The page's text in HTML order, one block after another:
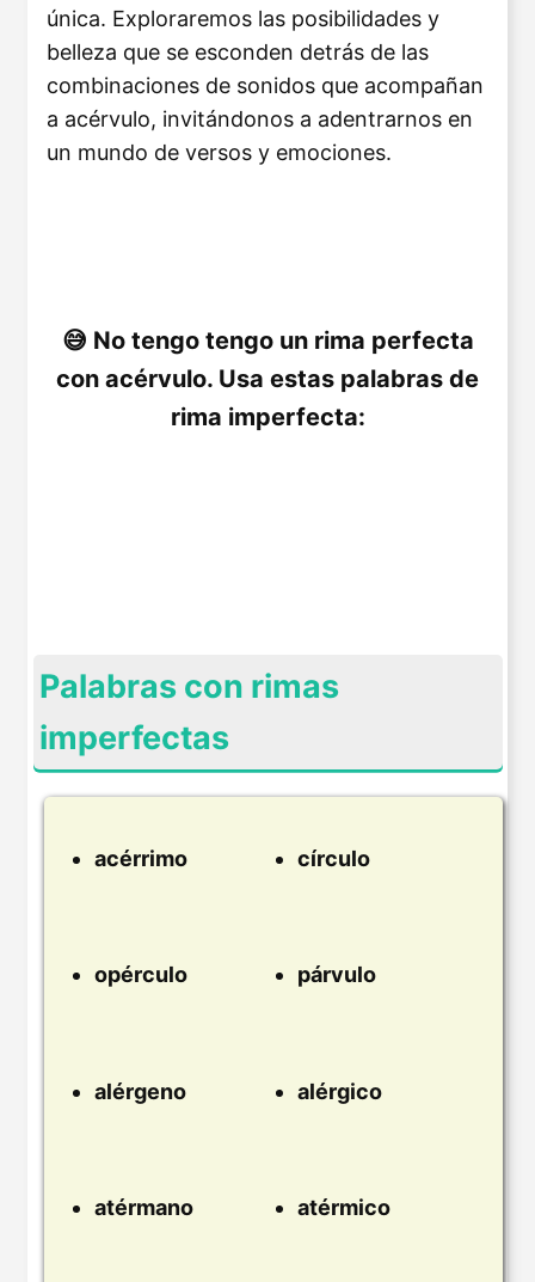
única. Exploraremos las posibilidades y
belleza que se esconden detrás de las
combinaciones de sonidos que acompañan
a acérvulo, invitándonos a adentrarnos en
un mundo de versos y emociones.
No tengo tengo un rima perfecta
con acérvulo. Usa estas palabras de
rima imperfecta:
Palabras con rimas
imperfectas
acérrimo círculo
opérculo párvulo
alérgeno alérgico
atérmano atérmico